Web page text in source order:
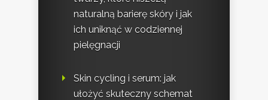
naturalną barierę skóry i jak
ich uniknąć w codziennej
pielęgnacji
Skin cycling i serum: jak
ułożyć skuteczny schemat